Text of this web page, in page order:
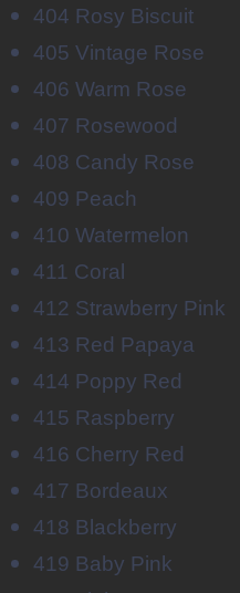
404 Rosy Biscuit
405 Vintage Rose
406 Warm Rose
407 Rosewood
408 Candy Rose
409 Peach
410 Watermelon
411 Coral
412 Strawberry Pink
413 Red Papaya
414 Poppy Red
415 Raspberry
416 Cherry Red
417 Bordeaux
418 Blackberry
419 Baby Pink